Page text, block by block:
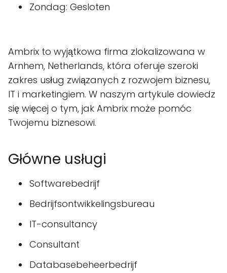
Zondag: Gesloten
Ambrix to wyjątkowa firma zlokalizowana w
Arnhem, Netherlands, która oferuje szeroki
zakres usług związanych z rozwojem biznesu,
IT i marketingiem. W naszym artykule dowiedz
się więcej o tym, jak Ambrix może pomóc
Twojemu biznesowi.
Główne usługi
Softwarebedrijf
Bedrijfsontwikkelingsbureau
IT-consultancy
Consultant
Databasebeheerbedrijf